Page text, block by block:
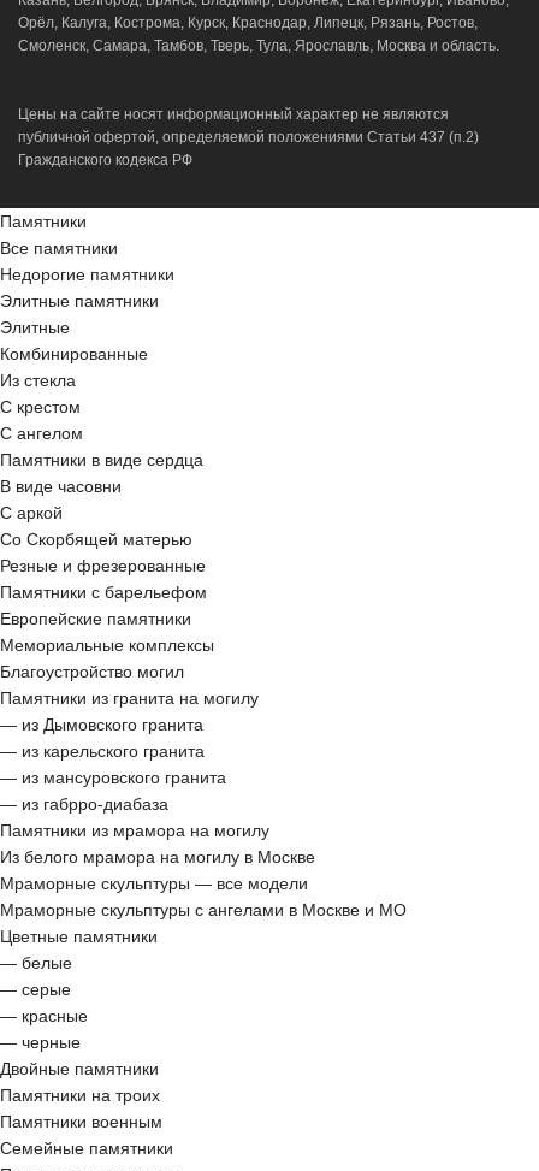
Орёл, Калуга, Кострома, Курск, Краснодар, Липецк, Рязань, Ростов,
Смоленск, Самара, Тамбов, Тверь, Тула, Ярославль, Москва и область.
Цены на сайте носят информационный характер не являются
публичной офертой, определяемой положениями Статьи 437 (п.2)
Гражданского кодекса РФ
Памятники
Все памятники
Недорогие памятники
Элитные памятники
Элитные
Комбинированные
Из стекла
С крестом
С ангелом
Памятники в виде сердца
В виде часовни
С аркой
Со Скорбящей матерью
Резные и фрезерованные
Памятники с барельефом
Европейские памятники
Мемориальные комплексы
Благоустройство могил
Памятники из гранита на могилу
— из Дымовского гранита
— из карельского гранита
— из мансуровского гранита
— из габрро-диабаза
Памятники из мрамора на могилу
Из белого мрамора на могилу в Москве
Мраморные скульптуры — все модели
Мраморные скульптуры с ангелами в Москве и МО
Цветные памятники
— белые
— серые
— красные
— черные
Двойные памятники
Памятники на троих
Памятники военным
Семейные памятники